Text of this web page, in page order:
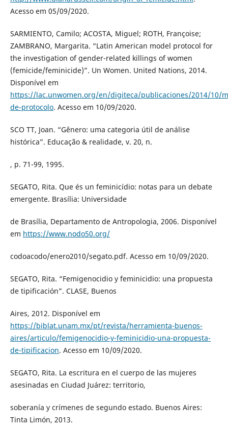
Acesso em 05/09/2020.
SARMIENTO, Camilo; ACOSTA, Miguel; ROTH, Françoise;
ZAMBRANO, Margarita. “Latin American model protocol for
the investigation of gender-related killings of women
(femicide/feminicide)”. Un Women. United Nations, 2014.
Disponível em
https://lac.unwomen.org/en/digiteca/publicaciones/2014/10/
de-protocolo. Acesso em 10/09/2020.
SCO TT, Joan. “Gênero: uma categoria útil de análise
histórica”. Educação & realidade, v. 20, n.
, p. 71-99, 1995.
SEGATO, Rita. Que és un feminicídio: notas para un debate
emergente. Brasília: Universidade
de Brasília, Departamento de Antropologia, 2006. Disponível
em https://www.nodo50.org/
codoacodo/enero2010/segato.pdf. Acesso em 10/09/2020.
SEGATO, Rita. “Femigenocidio y feminicidio: una propuesta
de tipificación”. CLASE, Buenos
Aires, 2012. Disponível em
https://biblat.unam.mx/pt/revista/herramienta-buenos-
aires/articulo/femigenocidio-y-feminicidio-una-propuesta-
de-tipificacion. Acesso em 10/09/2020.
SEGATO, Rita. La escritura en el cuerpo de las mujeres
asesinadas en Ciudad Juárez: territorio,
soberanía y crímenes de segundo estado. Buenos Aires:
Tinta Limón, 2013.